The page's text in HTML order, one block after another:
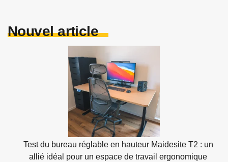
Nouvel article
Test du bureau réglable en hauteur Maidesite T2 : un
allié idéal pour un espace de travail ergonomique